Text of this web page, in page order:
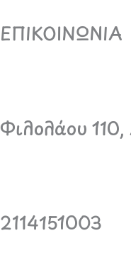
ΕΠΙΚΟΙΝΩΝΙΑ
Φιλολάου
2114151003